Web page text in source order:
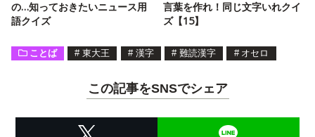
の…知っておきたいニュース用
語クイズ
言葉を作れ！同じ文字いれクイ
ズ【15】
ことば # 東大王 # 漢字 # 難読漢字 # オセロ
この記事をSNSでシェア